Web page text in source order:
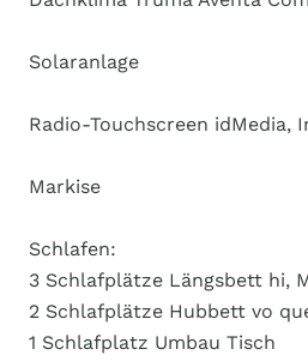
Solaranlage
Radio-Touchscreen idMedia,
Markise
Schlafen:
3 Schlafplätze Längsbett hi,
2 Schlafplätze Hubbett vo
1 Schlafplatz Umbau Tisch